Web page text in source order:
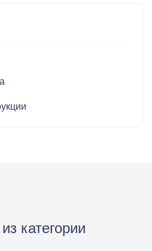
категории